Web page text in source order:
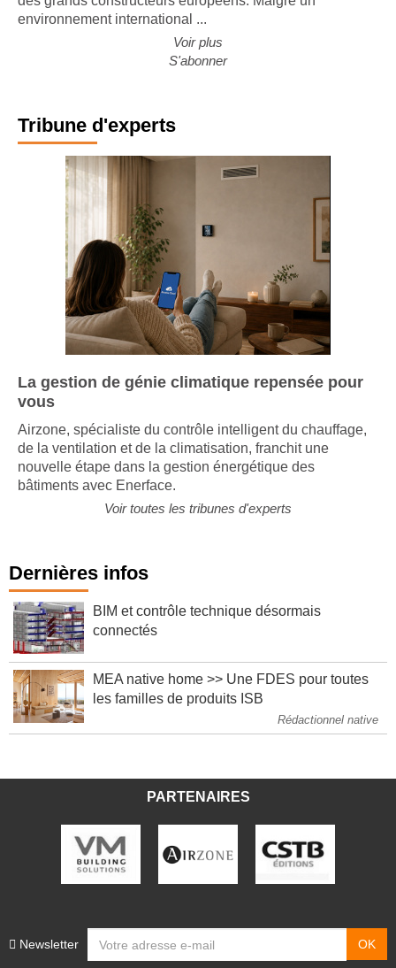
des grands constructeurs européens. Malgré un
Voir plus
Tribune d'experts
La gestion de génie climatique repensée pour
Airzone, spécialiste du contrôle intelligent du chauffage,
de la ventilation et de la climatisation, franchit une
nouvelle étape dans la gestion énergétique des
Dernières infos
BIM et contrôle technique désormais
MEA native home >> Une FDES pour toutes
Rédactionnel native